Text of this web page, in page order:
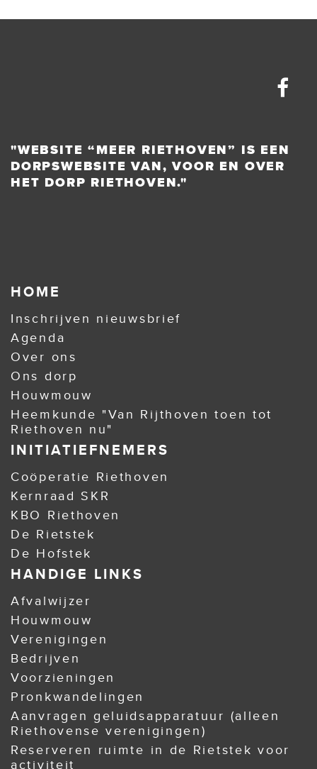
"WEBSITE “MEER RIETHOVEN” IS EEN
DORPSWEBSITE VAN, VOOR EN OVER
HET DORP RIETHOVEN."
HOME
Inschrijven nieuwsbrief
Agenda
Over ons
Ons dorp
Houwmouw
Heemkunde "Van Rijthoven toen tot
Riethoven nu"
INITIATIEFNEMERS
Coöperatie Riethoven
Kernraad SKR
KBO Riethoven
De Rietstek
De Hofstek
HANDIGE LINKS
Afvalwijzer
Houwmouw
Verenigingen
Bedrijven
Voorzieningen
Pronkwandelingen
Aanvragen geluidsapparatuur (alleen
Riethovense verenigingen)
Reserveren ruimte in de Rietstek voor
activiteit